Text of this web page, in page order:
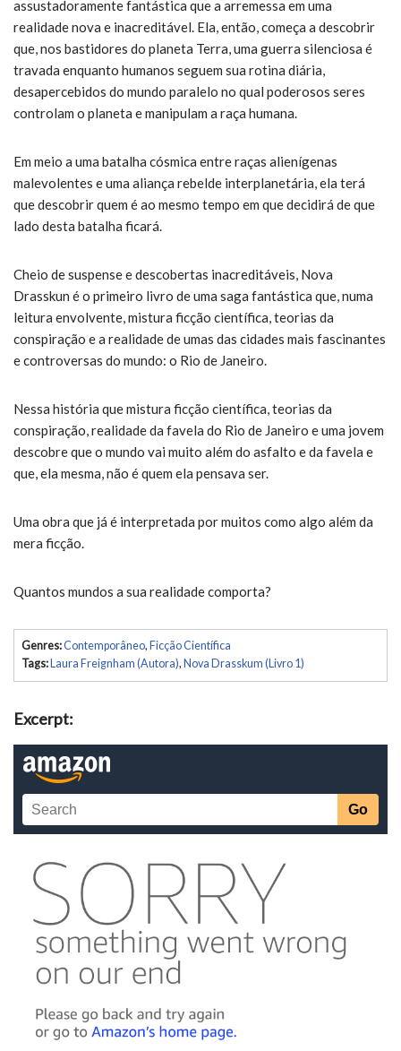
assustadoramente fantástica que a arremessa em uma
realidade nova e inacreditável. Ela, então, começa a descobrir
que, nos bastidores do planeta Terra, uma guerra silenciosa é
travada enquanto humanos seguem sua rotina diária,
desapercebidos do mundo paralelo no qual poderosos seres
controlam o planeta e manipulam a raça humana.
Em meio a uma batalha cósmica entre raças alienígenas
malevolentes e uma aliança rebelde interplanetária, ela terá
que descobrir quem é ao mesmo tempo em que decidirá de que
lado desta batalha ficará.
Cheio de suspense e descobertas inacreditáveis, Nova
Drasskun é o primeiro livro de uma saga fantástica que, numa
leitura envolvente, mistura ficção científica, teorias da
conspiração e a realidade de umas das cidades mais fascinantes
e controversas do mundo: o Rio de Janeiro.
Nessa história que mistura ficção científica, teorias da
conspiração, realidade da favela do Rio de Janeiro e uma jovem
descobre que o mundo vai muito além do asfalto e da favela e
que, ela mesma, não é quem ela pensava ser.
Uma obra que já é interpretada por muitos como algo além da
mera ficção.
Quantos mundos a sua realidade comporta?
Genres:Contemporâneo, Ficção Científica
Tags: Laura Freignham (Autora), Nova Drasskum (Livro 1)
Excerpt: